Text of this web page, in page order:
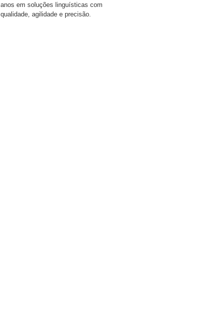
anos em soluções linguísticas com
qualidade, agilidade e precisão.